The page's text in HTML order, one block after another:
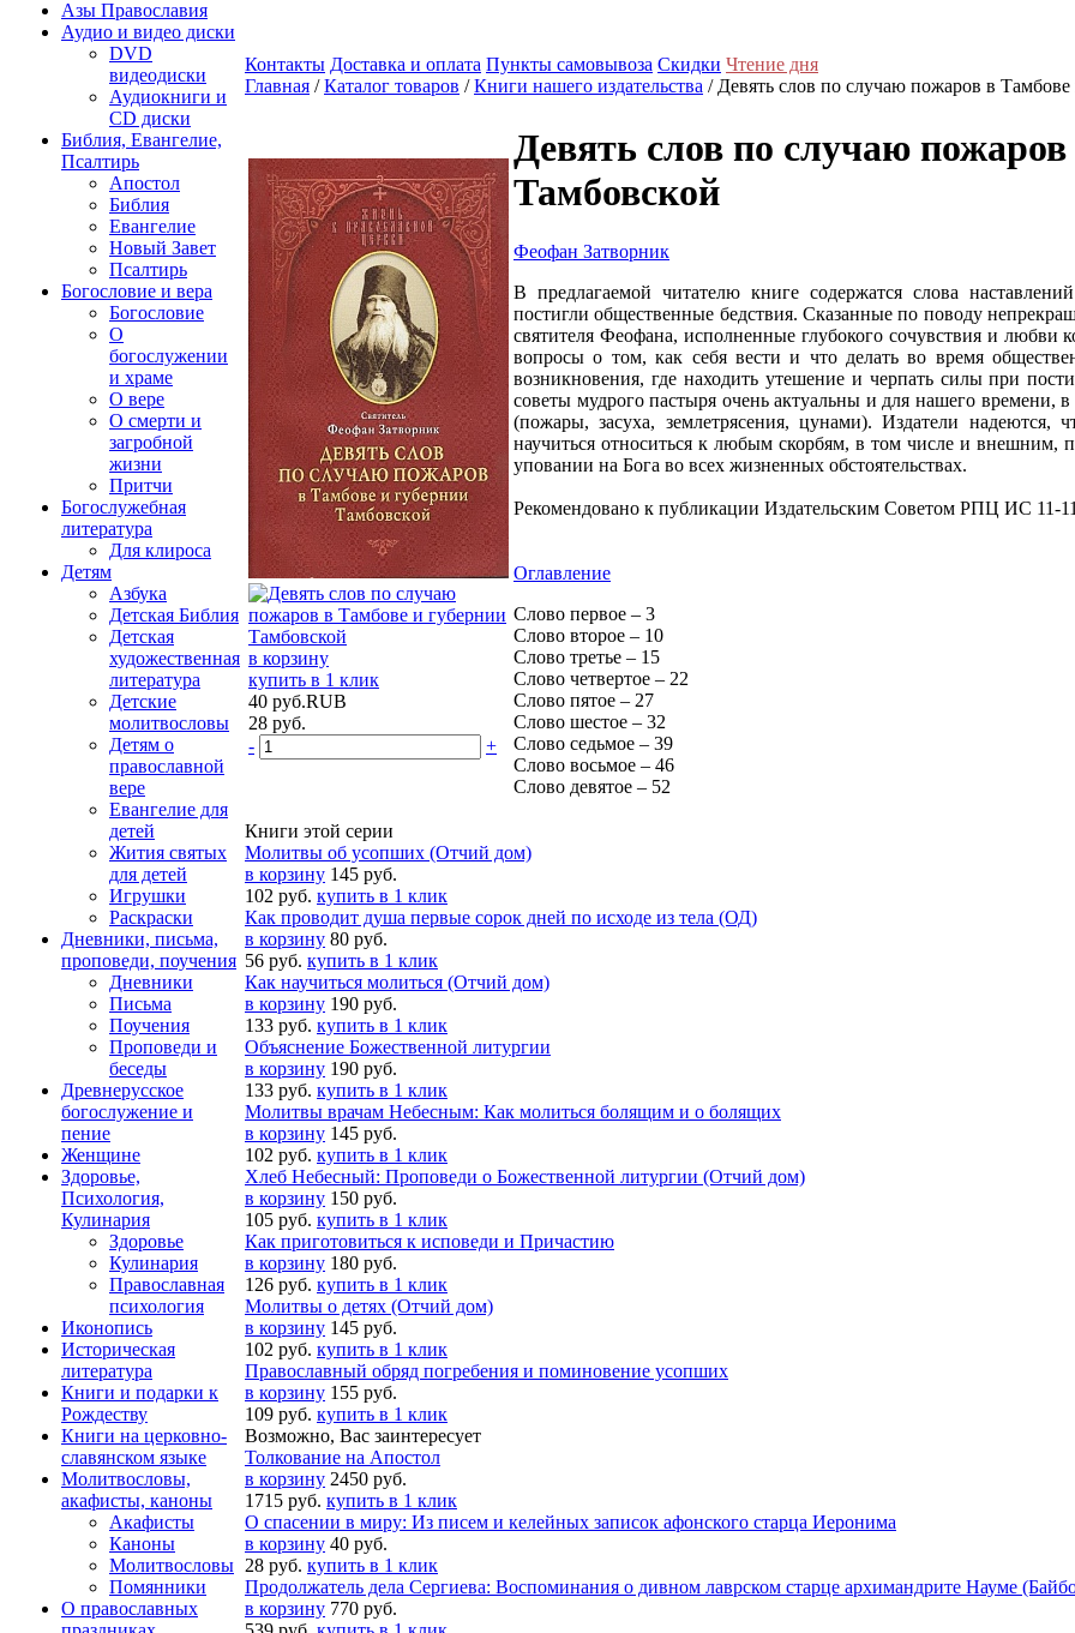
Азы Православия
Аудио и видео диски
DVD
видеодиски
Аудиокниги и
CD диски
Библия, Евангелие,
Псалтирь
Апостол
Библия
Евангелие
Новый Завет
Псалтирь
Богословие и вера
Богословие
О
богослужении
и храме
О вере
О смерти и
загробной
жизни
Притчи
Богослужебная
литература
Для клироса
Детям
Азбука
Детская Библия
Детская
художественная
литература
Детские
молитвословы
Детям о
православной
вере
Евангелие для
детей
Жития святых
для детей
Игрушки
Раскраски
Дневники, письма,
проповеди, поучения
Дневники
Письма
Поучения
Проповеди и
беседы
Древнерусское
богослужение и
пение
Женщине
Здоровье,
Психология,
Кулинария
Здоровье
Кулинария
Православная
психология
Иконопись
Историческая
литература
Книги и подарки к
Рождеству
Книги на церковно-
славянском языке
Молитвословы,
акафисты, каноны
Акафисты
Каноны
Молитвословы
Помянники
О православных
Контакты Доставка и оплата Пункты самовывоза Скидки Чтение дня
Главная /Каталог товаров /Книги нашего издательства / Девять слов по случаю пожаров в
в корзину
купить в 1 клик
40 руб.RUB
28 руб.
-
+
Девять слов по случаю
Тамбовской
Феофан Затворник
В предлагаемой читателю книге содержатся слова
постигли общественные бедствия. Сказанные по поводу
святителя Феофана, исполненные глубокого сочувствия и любви
вопросы о том, как себя вести и что делать во время
возникновения, где находить утешение и черпать силы при
советы мудрого пастыря очень актуальны и для нашего времени,
(пожары, засуха, землетрясения, цунами). Издатели
научиться относиться к любым скорбям, в том числе и внешним,
уповании на Бога во всех жизненных обстоятельствах.
Рекомендовано к публикации Издательским Советом РПЦ ИС 11-
Оглавление
Слово первое – 3
Слово второе – 10
Слово третье – 15
Слово четвертое – 22
Слово пятое – 27
Слово шестое – 32
Слово седьмое – 39
Слово восьмое – 46
Слово девятое – 52
Книги этой серии
Молитвы об усопших (Отчий дом)
в корзину 145 руб.
102 руб. купить в 1 клик
Как проводит душа первые сорок дней по исходе из тела (ОД)
в корзину 80 руб.
56 руб. купить в 1 клик
Как научиться молиться (Отчий дом)
в корзину 190 руб.
133 руб. купить в 1 клик
Объяснение Божественной литургии
в корзину 190 руб.
133 руб. купить в 1 клик
Молитвы врачам Небесным: Как молиться болящим и о болящих
в корзину 145 руб.
102 руб. купить в 1 клик
Хлеб Небесный: Проповеди о Божественной литургии (Отчий дом)
в корзину 150 руб.
105 руб. купить в 1 клик
Как приготовиться к исповеди и Причастию
в корзину 180 руб.
126 руб. купить в 1 клик
Молитвы о детях (Отчий дом)
в корзину 145 руб.
102 руб. купить в 1 клик
Православный обряд погребения и поминовение усопших
в корзину 155 руб.
109 руб. купить в 1 клик
Возможно, Вас заинтересует
Толкование на Апостол
в корзину 2450 руб.
1715 руб. купить в 1 клик
О спасении в миру: Из писем и келейных записок афонского старца Иеронима
в корзину 40 руб.
28 руб. купить в 1 клик
Продолжатель дела Сергиева: Воспоминания о дивном лаврском старце архимандрите Науме
в корзину 770 руб.